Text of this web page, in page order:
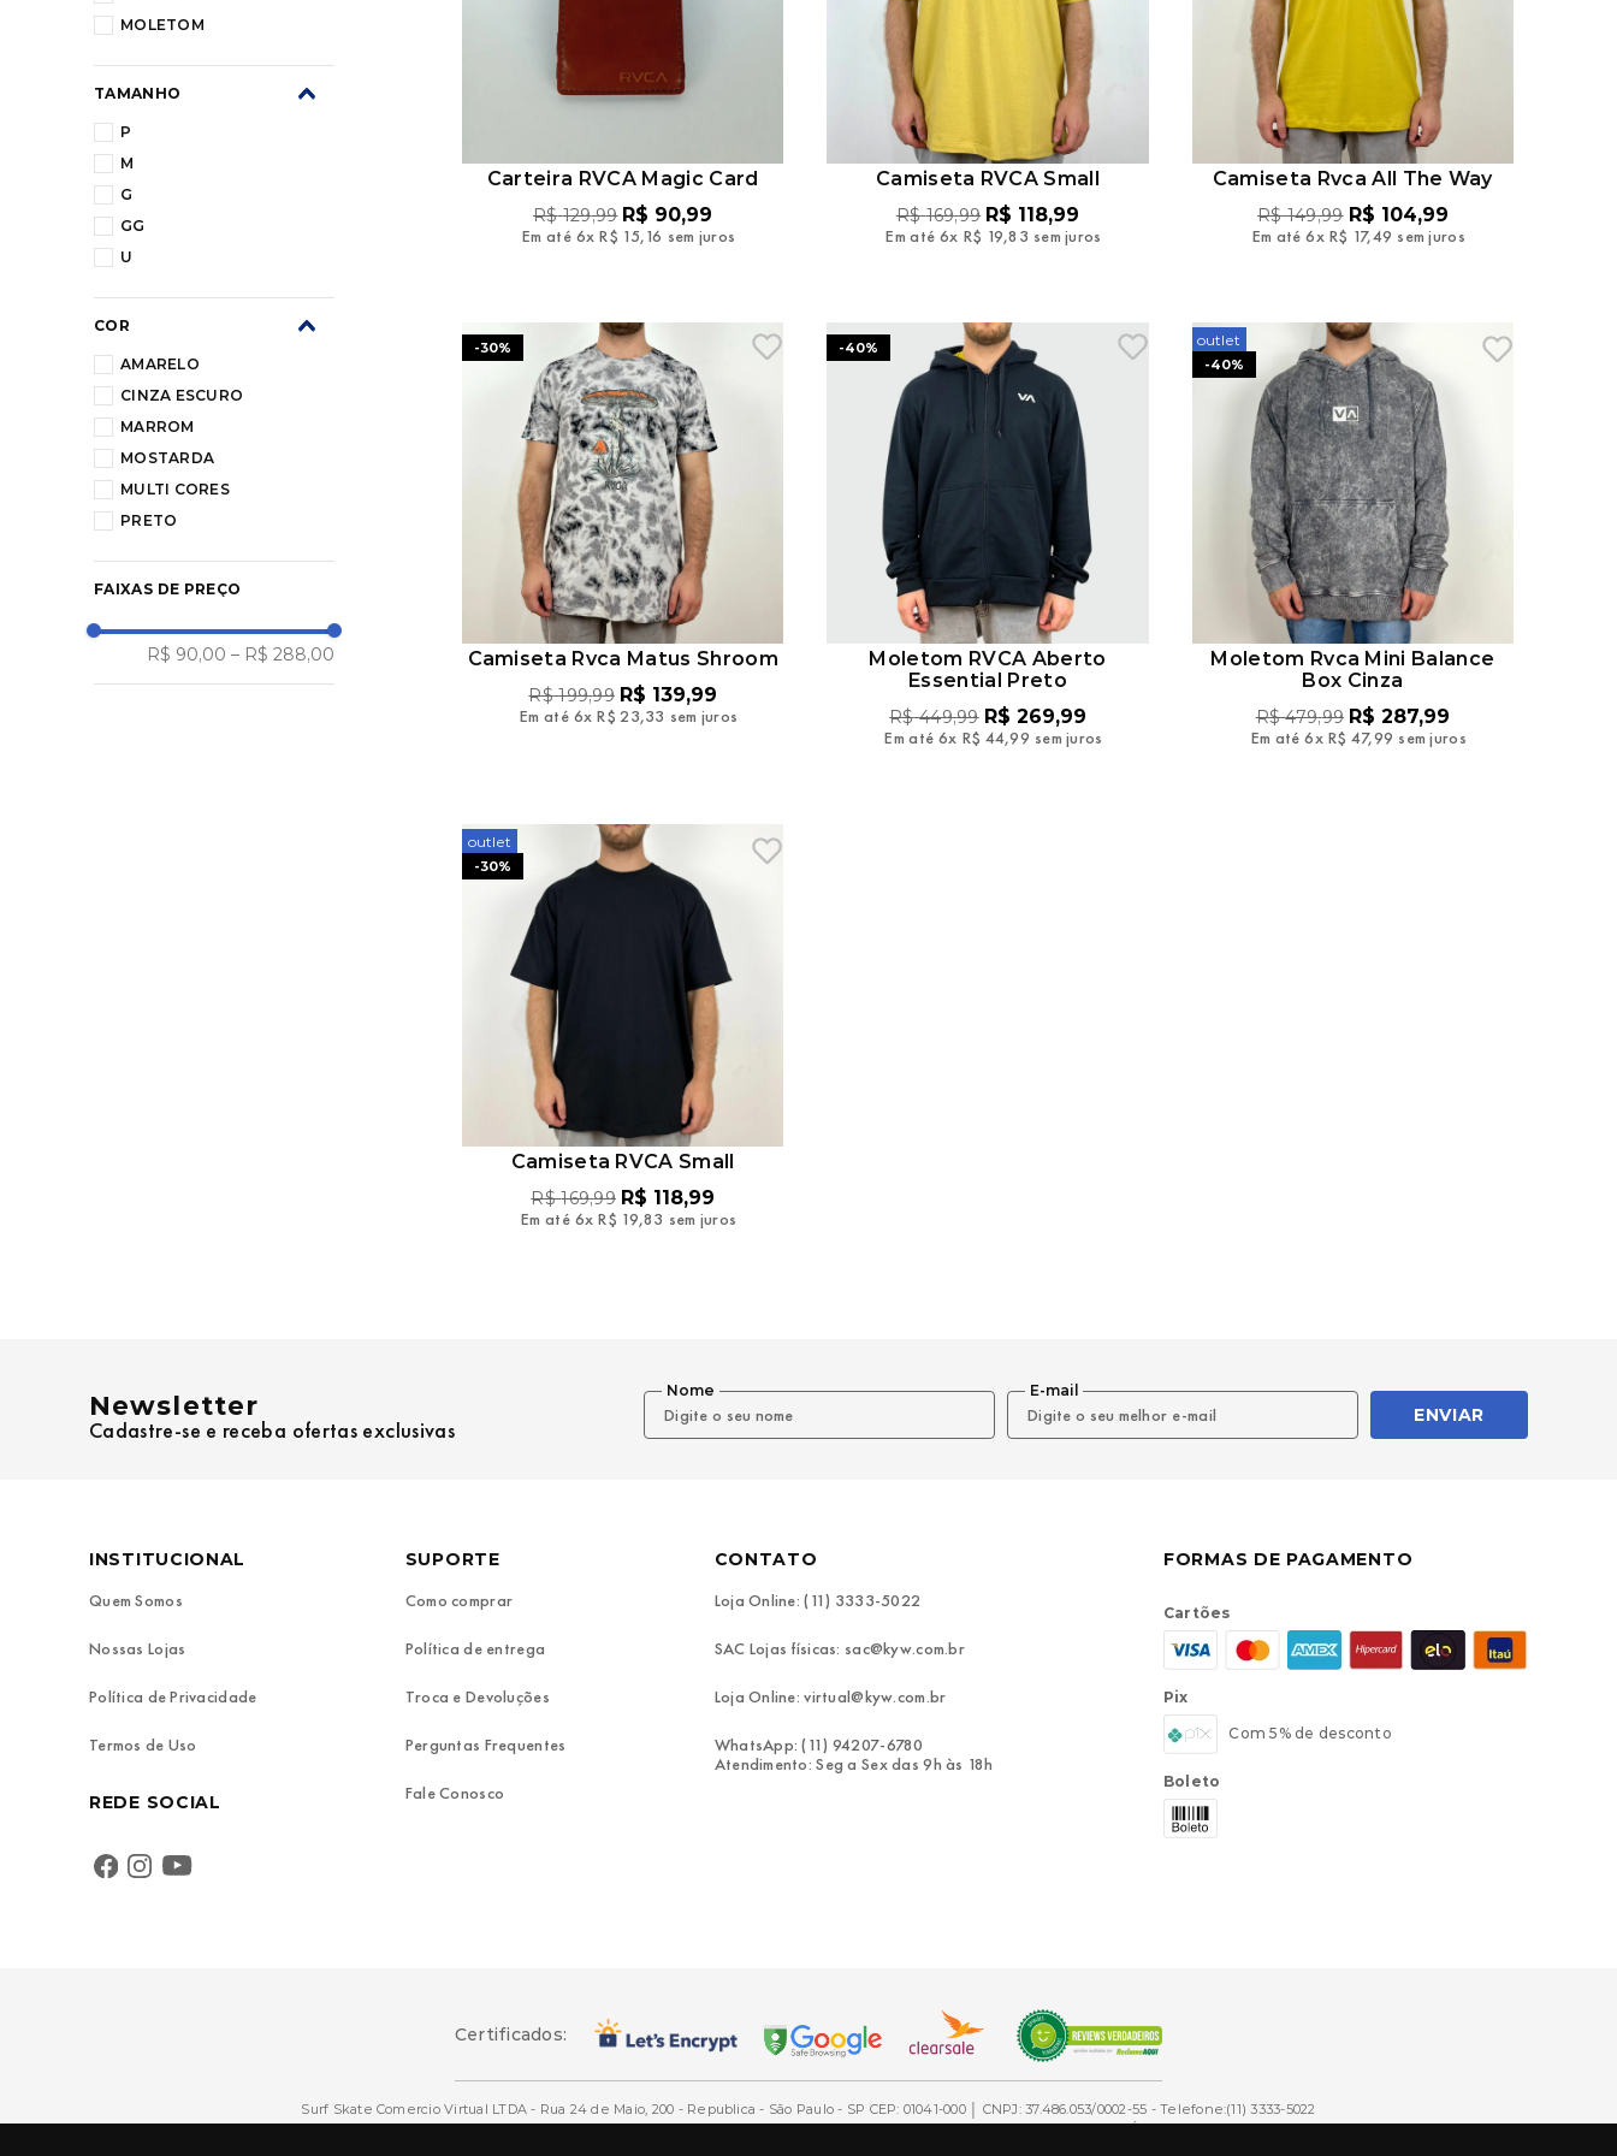
MOLETOM
COR
AMARELO
CINZA ESCURO
MARROM
MOSTARDA
MULTI CORES
PRETO
TAMANHO
P
M
G
GG
U
FAIXAS DE PREÇO
R$ 90,00 – R$ 288,00
Carteira RVCA Magic Card
R$ 129,99 R$ 90,99
Em até 6x R$ 15,16 sem juros
Camiseta RVCA Small
R$ 169,99 R$ 118,99
Em até 6x R$ 19,83 sem juros
Camiseta Rvca All The Way
R$ 149,99 R$ 104,99
Em até 6x R$ 17,49 sem juros
-30%
Camiseta Rvca Matus Shroom
R$ 199,99 R$ 139,99
Em até 6x R$ 23,33 sem juros
-40%
Moletom RVCA Aberto
Essential Preto
R$ 449,99 R$ 269,99
Em até 6x R$ 44,99 sem juros
outlet
-40%
Moletom Rvca Mini Balance
Box Cinza
R$ 479,99 R$ 287,99
Em até 6x R$ 47,99 sem juros
outlet
-30%
Camiseta RVCA Small
R$ 169,99 R$ 118,99
Em até 6x R$ 19,83 sem juros
Newsletter
Cadastre-se e receba ofertas exclusivas
Nome E-mail
ENVIAR
INSTITUCIONAL
Quem Somos
Nossas Lojas
Política de Privacidade
Termos de Uso
REDE SOCIAL
SUPORTE
Como comprar
Política de entrega
Troca e Devoluções
Perguntas Frequentes
Fale Conosco
CONTATO
Loja Online: (11) 3333-5022
SAC Lojas físicas: sac@kyw.com.br
Loja Online: virtual@kyw.com.br
WhatsApp: (11) 94207-6780
Atendimento: Seg a Sex das 9h às 18h
FORMAS DE PAGAMENTO
Cartões
Pix
Com 5% de desconto
Boleto
Certificados:
Surf Skate Comercio Virtual LTDA - Rua 24 de Maio, 200 - Republica - São Paulo - SP CEP: 01041-000 │ CNPJ: 37.486.053/0002-55 - Telefone:(11) 3333-5022
© 2022 TODOS OS DIREITOS RESERVADOS. Todas as marcas comerciais e marcas comerciais registradas são de propriedade de seus respectivos donos. É expressamente proibida a reprodução total ou parcial,